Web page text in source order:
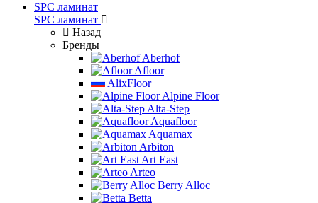
SPC ламинат
SPC ламинат
Назад
Бренды
Aberhof
Afloor
AlixFloor
Alpine Floor
Alta-Step
Aquafloor
Aquamax
Arbiton
Art East
Arteo
Berry Alloc
Betta